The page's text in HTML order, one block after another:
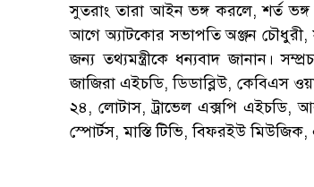
সুতরাং তারা আইন ভঙ্গ করলে, শর্ত ভঙ্গ
আগে অ্যাটকোর সভাপতি অঞ্জন চৌধুরী,
জন্য তথ্যমন্ত্রীকে ধন্যবাদ জানান।
জাজিরা এইচডি, ডিডাব্লিউ, কেবিএস
২৪, লোটাস, ট্রাভেল এক্সপি এইচডি,
স্পোর্টস, মাস্তি টিভি, বিফরইউ